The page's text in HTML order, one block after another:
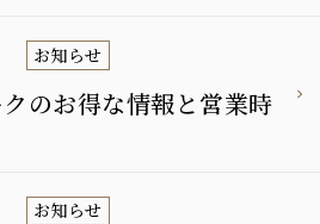
のお得な情報と営業時
お知らせ
お知らせ